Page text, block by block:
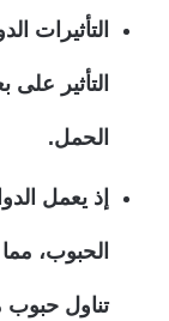
التأثيرات
التأثير
الحمل.
إذ يعمل
الحبوب،
تناول حبوب